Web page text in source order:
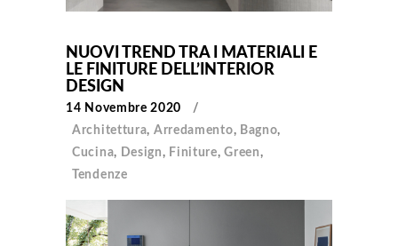
NUOVI TREND TRA I MATERIALI E
LE FINITURE DELL’INTERIOR
DESIGN
14 Novembre 2020
Architettura, Arredamento, Bagno,
Cucina, Design, Finiture,Green,
Tendenze